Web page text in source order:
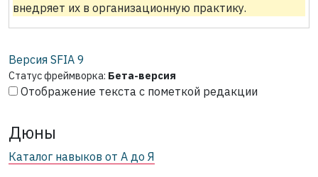
внедряет их в организационную практику.
Версия SFIA 9
Статус фреймворка: Бета-версия
Отображение текста с пометкой редакции
Дюны
Каталог навыков от А до Я